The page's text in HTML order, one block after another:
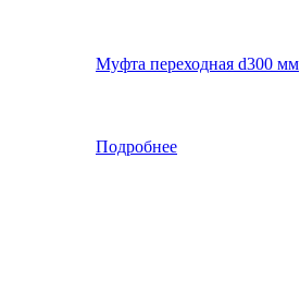
Муфта переходная d300 мм
Подробнее